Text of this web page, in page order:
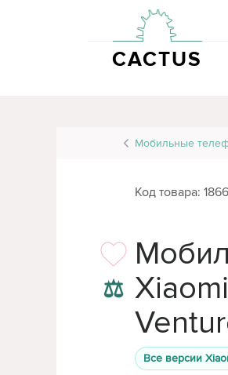
CACTUS
Мобильные
Код товара:
⚖
Все версии